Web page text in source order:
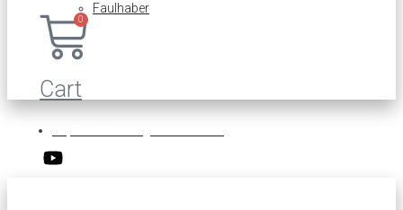
Faulhaber
0
Cart